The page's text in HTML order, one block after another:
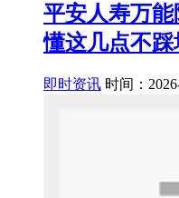
平安人寿万
懂这几点不踩
即时资讯 时间：